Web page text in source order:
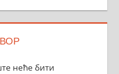
неће бити